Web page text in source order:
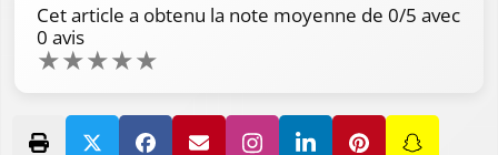
Cet article a obtenu la note moyenne de 0/5 avec
0 avis
★★★★★